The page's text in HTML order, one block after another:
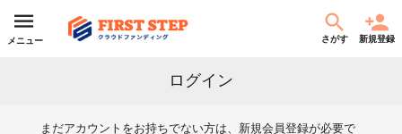
メニュー さがす 新規登録
ログイン
まだアカウントをお持ちでない方は、新規会員登録が必要で